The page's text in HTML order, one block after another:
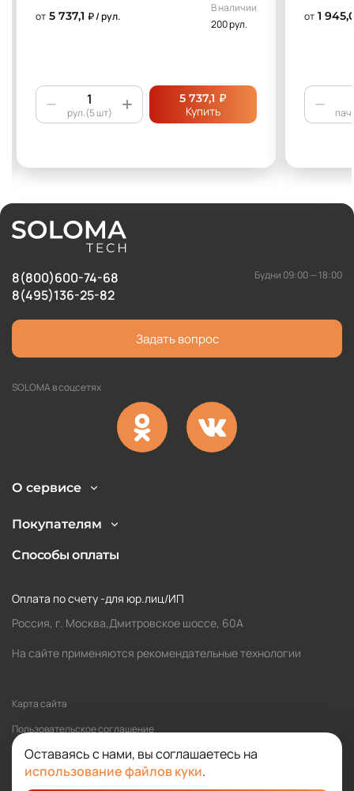
от 5 737,1 ₽ / рул.
В наличии
200 рул.
рул.(5 шт)
5 737,1 ₽
Купить
от 1
Оставаясь с нами, вы соглашаетесь на
использование файлов куки.
8(800)600-74-68
8(495)136-25-82
Будни 09:00 — 18:00
Задать вопрос
SOLOMA в соцсетях
О сервисе
Покупателям
Способы оплаты
Оплата по счету -для юр.лиц/ИП
Россия, г. Москва,Дмитровское шоссе, 60А
На сайте применяются рекомендательные технологии
Карта сайта
Политика обработки персональных данных
Пользовательское соглашение